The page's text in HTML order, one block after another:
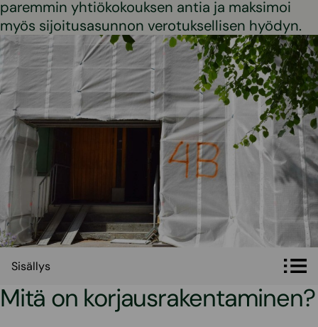
paremmin yhtiökokouksen antia ja maksimoi
myös sijoitusasunnon verotuksellisen hyödyn.
Sisällys
Mitä on korjausrakentaminen?